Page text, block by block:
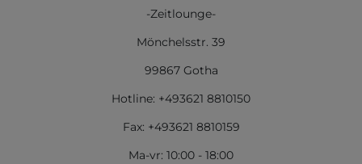
-Zeitlounge-
Mönchelsstr. 39
99867 Gotha
Hotline: +493621 8810150
Fax: +493621 8810159
Ma-vr: 10:00 - 18:00